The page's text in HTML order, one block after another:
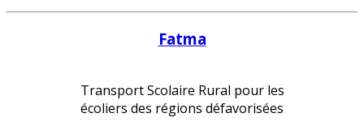
Fatma
Transport Scolaire Rural pour les
écoliers des régions défavorisées